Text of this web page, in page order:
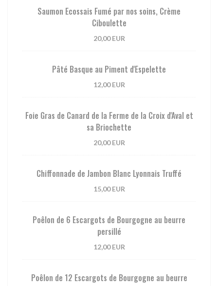
Saumon Ecossais Fumé par nos soins, Crème
Ciboulette
20,00 EUR
Pâté Basque au Piment d'Espelette
12,00 EUR
Foie Gras de Canard de la Ferme de la Croix d'Aval et
sa Briochette
20,00 EUR
Chiffonnade de Jambon Blanc Lyonnais Truffé
15,00 EUR
Poêlon de 6 Escargots de Bourgogne au beurre
persillé
12,00 EUR
Poêlon de 12 Escargots de Bourgogne au beurre